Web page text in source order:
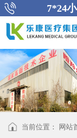
7*24
当前位置： 网站